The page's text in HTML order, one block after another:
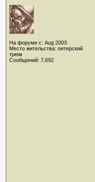
На форуме с: Aug 2003
Место жительства: питерский
трюм
Сообщений: 7,692